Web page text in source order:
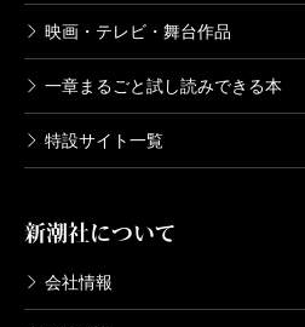
素晴らしさを熱っぽく語っ
ガイドの骨格となる評伝は
んが担当し、できる限りや
流行に関連させながら書い
界文学全集』などの著書で
そのまま生かしながら見事
せています。ベストセラー
日本語』の著者である齋藤
映画・テレビ・舞台作品
一章まるごと試し読みできる本
特設サイト一覧
新潮社について
会社情報